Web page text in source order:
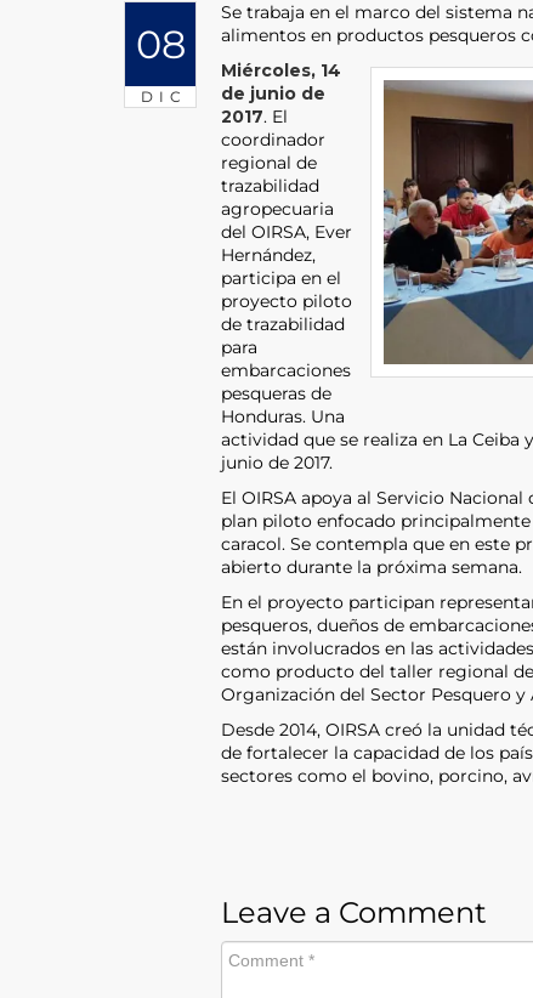
08
DIC
Se trabaja en el marco del sistema
alimentos en productos pesqueros
Miércoles, 14
de junio de
2017. El
coordinador
regional de
trazabilidad
agropecuaria
del OIRSA, Ever
Hernández,
participa en el
proyecto piloto
de trazabilidad
para
embarcaciones
pesqueras de
Honduras. Una
actividad que se realiza en La Ceiba
junio de 2017.
El OIRSA apoya al Servicio
plan piloto enfocado
caracol. Se contempla que en este
abierto durante la próxima semana.
En el proyecto participan
pesqueros, dueños de
están involucrados en las
como producto del taller regional
Organización del Sector Pesquero
Desde 2014, OIRSA creó la unidad
de fortalecer la capacidad de los
sectores como el bovino, porcino,
Leave a Comment